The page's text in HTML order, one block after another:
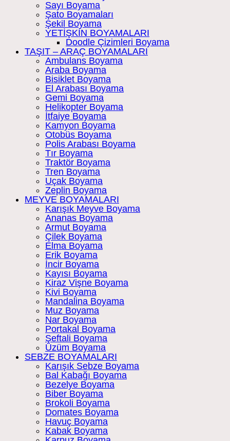
Sayı Boyama
Şato Boyamaları
Şekil Boyama
YETİŞKİN BOYAMALARI
Doodle Çizimleri Boyama
TAŞIT – ARAÇ BOYAMALARI
Ambulans Boyama
Araba Boyama
Bisiklet Boyama
El Arabası Boyama
Gemi Boyama
Helikopter Boyama
İtfaiye Boyama
Kamyon Boyama
Otobüs Boyama
Polis Arabası Boyama
Tır Boyama
Traktör Boyama
Tren Boyama
Uçak Boyama
Zeplin Boyama
MEYVE BOYAMALARI
Karışık Meyve Boyama
Ananas Boyama
Armut Boyama
Çilek Boyama
Elma Boyama
Erik Boyama
İncir Boyama
Kayısı Boyama
Kiraz Vişne Boyama
Kivi Boyama
Mandalina Boyama
Muz Boyama
Nar Boyama
Portakal Boyama
Şeftali Boyama
Üzüm Boyama
SEBZE BOYAMALARI
Karışık Sebze Boyama
Bal Kabağı Boyama
Bezelye Boyama
Biber Boyama
Brokoli Boyama
Domates Boyama
Havuç Boyama
Kabak Boyama